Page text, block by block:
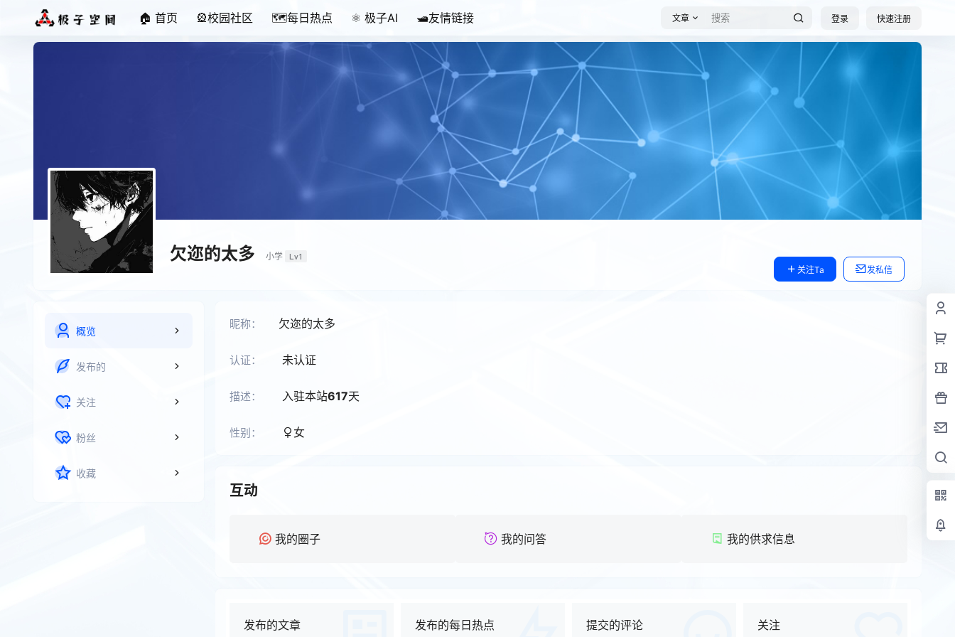
🏠 首页 🎡校园社区 🗺️每日热点 ⚛️ 极子AI 🛥️友情链接 文章 登录 快速注册
欠迩的太多 小学 Lv1
关注Ta
发私信
概览
发布的
关注
粉丝
收藏
昵称： 欠迩的太多
认证： 未认证
描述： 入驻本站617天
性别： 女
互动
我的圈子 我的问答 我的供求信息
发布的文章 发布的每日热点 提交的评论 关注